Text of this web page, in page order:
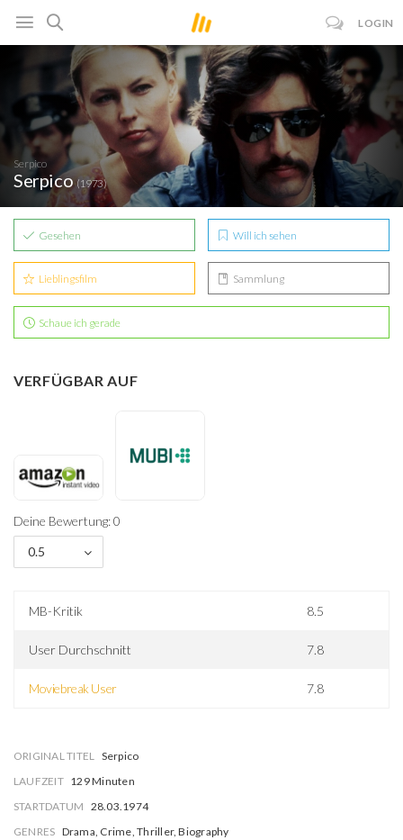
LOGIN
Serpico
Serpico(1973)
Gesehen Will ich sehen
Lieblingsfilm Sammlung
Schaue ich gerade
VERFÜGBAR AUF
Deine Bewertung: 0
0.5
MB-Kritik 8.5
User Durchschnitt 7.8
Moviebreak User 7.8
ORIGINAL TITEL Serpico
LAUFZEIT 129 Minuten
STARTDATUM 28.03.1974
GENRES Drama, Crime, Thriller, Biography